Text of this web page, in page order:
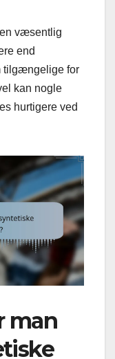
væsentlig
end
tilgængelige for
kan nogle
hurtigere ved
man